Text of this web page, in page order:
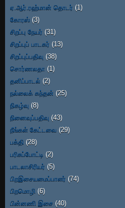
ஏ.ஆர்.ரஹ்மான் தொடர் (1)
கோரஸ் (3)
சிறப்பு நேயர் (31)
சிறப்புப் பாடகர் (13)
சிறப்புப்பதிவு (38)
சொர்ணலதா (1)
தனிப்பாடல் (2)
நல்லைக் கந்தன் (25)
நிகழ்வு (8)
நினைவுப்பதிவு (43)
நீங்கள் கேட்டவை (29)
பக்தி (28)
பரிசுப்போட்டி (2)
பாடலாசிரியர் (5)
பிறஇசையமைப்பாளர் (74)
பிறமொழி (6)
பின்னணி இசை (40)